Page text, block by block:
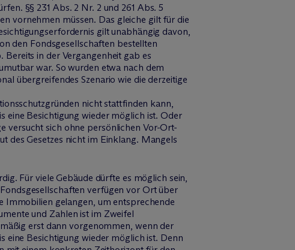
§§ 231 Abs. 2 Nr. 2 und 261 Abs. 5
vornehmen müssen. Das gleiche gilt für die
gilt unabhängig davon,
den Fondsgesellschaften bestellten
in der Vergangenheit gab es
war. So wurden etwa nach dem
übergreifendes Szenario wie die derzeitige
nicht stattfinden kann,
eine Besichtigung wieder möglich ist. Oder
versucht sich ohne persönlichen Vor-Ort-
des Gesetzes nicht im Einklang. Mangels
Für viele Gebäude dürfte es möglich sein,
verfügen vor Ort über
Immobilien gelangen, um entsprechende
und Zahlen ist im Zweifel
erst dann vorgenommen, wenn der
eine Besichtigung wieder möglich ist. Denn